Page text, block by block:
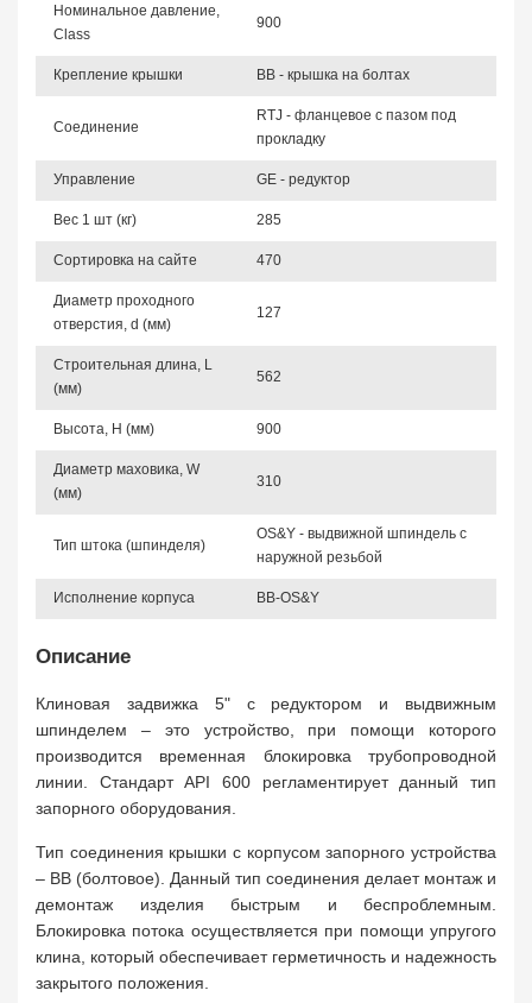
Номинальное давление,
Class
900
Крепление крышки BB - крышка на болтах
Соединение
RTJ - фланцевое с пазом под
прокладку
Управление GE - редуктор
Вес 1 шт (кг) 285
Сортировка на сайте 470
Диаметр проходного
отверстия, d (мм)
127
Строительная длина, L
(мм)
562
Высота, Н (мм) 900
Диаметр маховика, W
(мм)
310
Тип штока (шпинделя)
OS&Y - выдвижной шпиндель с
наружной резьбой
Исполнение корпуса BB-OS&Y
Описание
Клиновая задвижка 5" с редуктором и выдвижным
шпинделем – это устройство, при помощи которого
производится временная блокировка трубопроводной
линии. Стандарт API 600 регламентирует данный тип
запорного оборудования.
Тип соединения крышки с корпусом запорного устройства
– BB (болтовое). Данный тип соединения делает монтаж и
демонтаж изделия быстрым и беспроблемным.
Блокировка потока осуществляется при помощи упругого
клина, который обеспечивает герметичность и надежность
закрытого положения.